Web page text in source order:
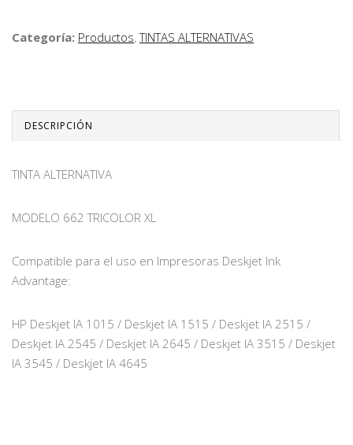
Categoría: Productos,TINTAS ALTERNATIVAS
DESCRIPCIÓN
TINTA ALTERNATIVA
MODELO 662 TRICOLOR XL
Compatible para el uso en Impresoras Deskjet Ink
Advantage:
HP Deskjet IA 1015 / Deskjet IA 1515 / Deskjet IA 2515 /
Deskjet IA 2545 / Deskjet IA 2645 / Deskjet IA 3515 / Deskjet
IA 3545 / Deskjet IA 4645